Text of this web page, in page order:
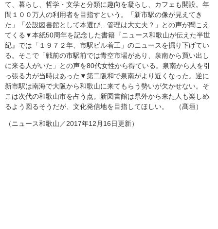
て、暮らし、哲学・文学と分類に趣向を凝らし、カフェも開設。年
間１００万人の利用者を目指すという。「新市駅の像が見えてき
た」「公設図書館として本選び、管理は大丈夫？」との声が聞こえ
てくる▼本紙50周年を記念した書籍『ニュース和歌山が伝えた半世
紀』では「１９７２年、市駅ビル着工」のニュースを掘り下げてい
る。そこで「戦前の市駅前では青空市場があり、泉南から買い出し
に来る人がいた」との声を80代女性から得ている。泉南から人を引
っ張る力が当時はあった▼第二阪和で泉南がより近くなった。逆に
新市駅は南海で大阪から和歌山に来てもらう勢いが欠かせない。そ
こは次代の和歌山市を占う点。新図書館は県外から来た人も楽しめ
るよう図るそうだが、文化発信地を目指してほしい。 （髙垣）
（ニュース和歌山／2017年12月16日更新）